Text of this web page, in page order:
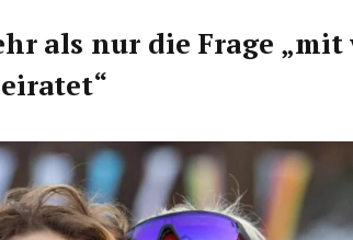
als nur die Frage „mit